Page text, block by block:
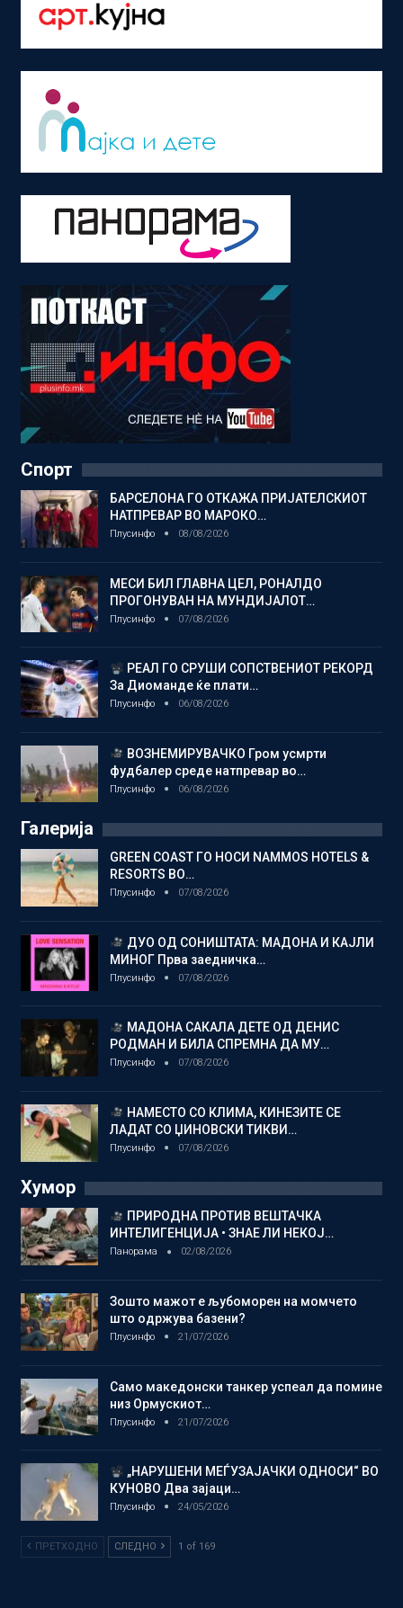
Спорт
БАРСЕЛОНА ГО ОТКАЖА ПРИЈАТЕЛСКИОТ
НАТПРЕВАР ВО МАРОКО…
Плусинфо 08/08/2026
МЕСИ БИЛ ГЛАВНА ЦЕЛ, РОНАЛДО
ПРОГОНУВАН НА МУНДИЈАЛОТ…
Плусинфо 07/08/2026
РЕАЛ ГО СРУШИ СОПСТВЕНИОТ РЕКОРД
За Диоманде ќе плати…
Плусинфо 06/08/2026
ВОЗНЕМИРУВАЧКО Гром усмрти
фудбалер среде натпревар во…
Плусинфо 06/08/2026
Галерија
GREEN COAST ГО НОСИ NAMMOS HOTELS &
RESORTS ВО…
Плусинфо 07/08/2026
ДУО ОД СОНИШТАТА: МАДОНА И КАЈЛИ
МИНОГ Прва заедничка…
Плусинфо 07/08/2026
МАДОНА САКАЛА ДЕТЕ ОД ДЕНИС
РОДМАН И БИЛА СПРЕМНА ДА МУ…
Плусинфо 07/08/2026
НАМЕСТО СО КЛИМА, КИНЕЗИТЕ СЕ
ЛАДАТ СО ЏИНОВСКИ ТИКВИ…
Плусинфо 07/08/2026
Хумор
ПРИРОДНА ПРОТИВ ВЕШТАЧКА
ИНТЕЛИГЕНЦИЈА • ЗНАЕ ЛИ НЕКОЈ…
Панорама 02/08/2026
Зошто мажот е љубоморен на момчето
што одржува базени?
Плусинфо 21/07/2026
Само македонски танкер успеал да помине
низ Ормускиот…
Плусинфо 21/07/2026
„НАРУШЕНИ МЕЃУЗАЈАЧКИ ОДНОСИ“ ВО
КУНОВО Два зајаци…
Плусинфо 24/05/2026
ПРЕТХОДНО СЛЕДНО 1 of 169